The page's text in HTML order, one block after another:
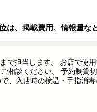
は、掲載費用、情報量な
で担当します。 お店で使
相談ください。 予約制貸
、入店時の検温・手指消